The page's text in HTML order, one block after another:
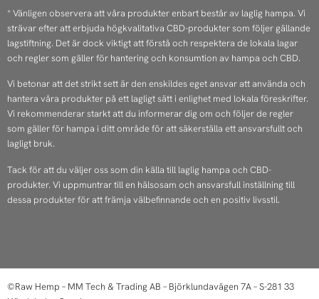
s
t
a
g
r
a
m
c
e
b
o
o
* Vänligen observera att våra produkter enbart består av laglig hampa. Vi
strävar efter att erbjuda högkvalitativa CBD-produkter som följer gällande
lagstiftning. Det är dock viktigt att förstå och respektera de lokala lagar
och regler som gäller för hantering och konsumtion av hampa och CBD.
Vi betonar att det strikt sett är den enskildes eget ansvar att använda och
hantera våra produkter på ett lagligt sätt i enlighet med lokala föreskrifter.
Vi rekommenderar starkt att du informerar dig om och följer de regler
som gäller för hampa i ditt område för att säkerställa ett ansvarsfullt och
lagligt bruk.
Tack för att du väljer oss som din källa till laglig hampa och CBD-
produkter. Vi uppmuntrar till en hälsosam och ansvarsfull inställning till
dessa produkter för att främja välbefinnande och en positiv livsstil.
©Raw Hemp – MM Tech & Trading AB – Björklundavägen 7A – S-281 33